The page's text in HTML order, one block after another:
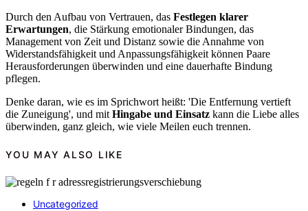
Durch den Aufbau von Vertrauen, das Festlegen klarer
Erwartungen, die Stärkung emotionaler Bindungen, das
Management von Zeit und Distanz sowie die Annahme von
Widerstandsfähigkeit und Anpassungsfähigkeit können Paare
Herausforderungen überwinden und eine dauerhafte Bindung
pflegen.
Denke daran, wie es im Sprichwort heißt: 'Die Entfernung vertieft
die Zuneigung', und mit Hingabe und Einsatz kann die Liebe alles
überwinden, ganz gleich, wie viele Meilen euch trennen.
YOU MAY ALSO LIKE
Uncategorized